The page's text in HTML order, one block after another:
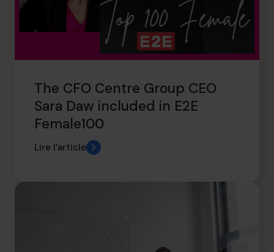
The CFO Centre Group CEO
Sara Daw included in E2E
Female100
Lire l’article